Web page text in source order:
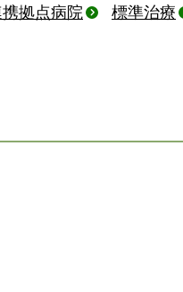
拠点病院 標準治療